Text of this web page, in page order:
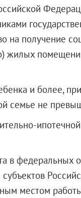
на получение
жилых
и более,
семье не
в федеральных
субъектов
местом